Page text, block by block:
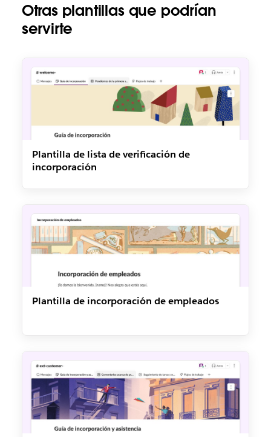
Otras plantillas que podrían
servirte
Plantilla de lista de verificación de
incorporación
Plantilla de incorporación de empleados